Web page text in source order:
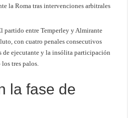
la Roma tras intervenciones arbitrales
partido entre Temperley y Almirante
con cuatro penales consecutivos
de ejecutante y la insólita participación
tres palos.
la fase de